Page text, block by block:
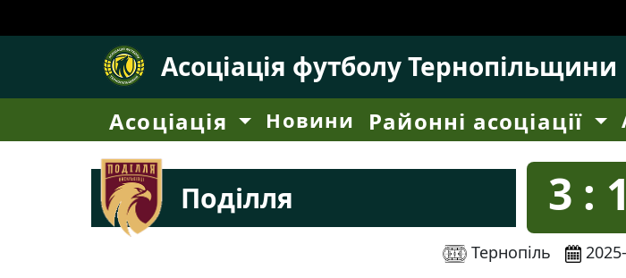
Асоціація футболу Тернопільщини
Асоціація Новини Районні асоціації
Поділля 3 :
Тернопіль